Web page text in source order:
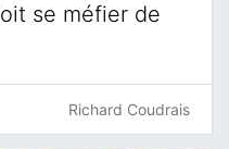
se méfier de
Richard Coudrais